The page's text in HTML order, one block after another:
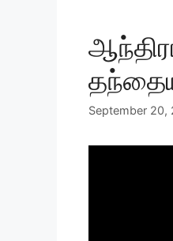
September 20,